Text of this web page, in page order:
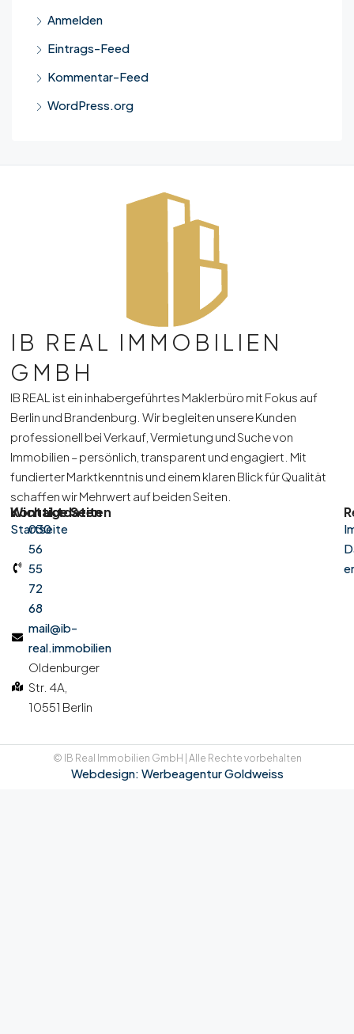
Anmelden
Eintrags-Feed
Kommentar-Feed
WordPress.org
IB REAL IMMOBILIEN
GMBH
IB REAL ist ein inhabergeführtes Maklerbüro mit Fokus auf
Berlin und Brandenburg. Wir begleiten unsere Kunden
professionell bei Verkauf, Vermietung und Suche von
Immobilien – persönlich, transparent und engagiert. Mit
fundierter Marktkenntnis und einem klaren Blick für Qualität
schaffen wir Mehrwert auf beiden Seiten.
Kontaktdaten
030
56
55
72
68
mail@ib-
real.immobilien
Oldenburger
Str. 4A,
10551 Berlin
Wichtige Seiten
Startseite
© IB Real Immobilien GmbH | Alle Rechte vorbehalten
Webdesign: Werbeagentur Goldweiss